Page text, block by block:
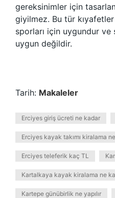
gereksinimler için
giyilmez. Bu tür
sporları için uygundur ve
uygun değildir.
Tarih: Makaleler
Erciyes giriş ücreti ne kadar
Erciyes kayak takımı kiralama
Erciyes teleferik kaç TL
Kartalkaya kayak kiralama ne
Kartepe günübirlik ne yapılır